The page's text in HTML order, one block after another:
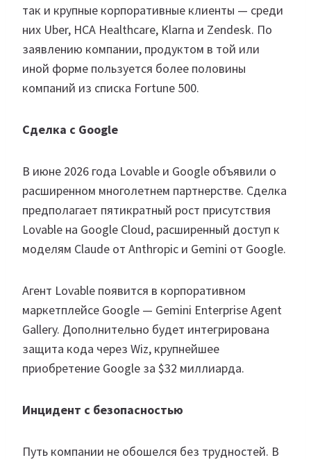
так и крупные корпоративные клиенты — среди
них Uber, HCA Healthcare, Klarna и Zendesk. По
заявлению компании, продуктом в той или
иной форме пользуется более половины
компаний из списка Fortune 500.
Сделка с Google
В июне 2026 года Lovable и Google объявили о
расширенном многолетнем партнерстве. Сделка
предполагает пятикратный рост присутствия
Lovable на Google Cloud, расширенный доступ к
моделям Claude от Anthropic и Gemini от Google.
Агент Lovable появится в корпоративном
маркетплейсе Google — Gemini Enterprise Agent
Gallery. Дополнительно будет интегрирована
защита кода через Wiz, крупнейшее
приобретение Google за $32 миллиарда.
Инцидент с безопасностью
Путь компании не обошелся без трудностей. В